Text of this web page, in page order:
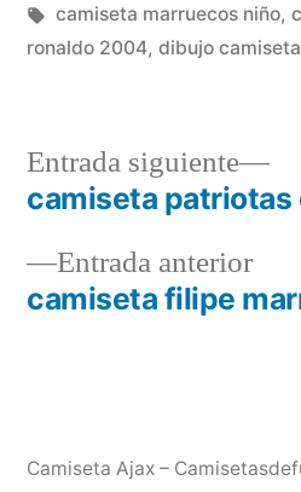
en
Etiquetas:
camiseta marruecos niño,
ronaldo 2004, dibujo
Navegación
deEntrada anterior
camiseta filipe
Entrada siguiente
camiseta patriotas
Camiseta Ajax –